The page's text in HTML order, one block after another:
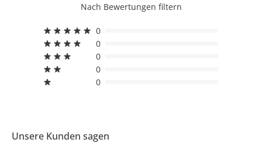
Nach Bewertungen filtern
0
0
0
0
0
Unsere Kunden sagen